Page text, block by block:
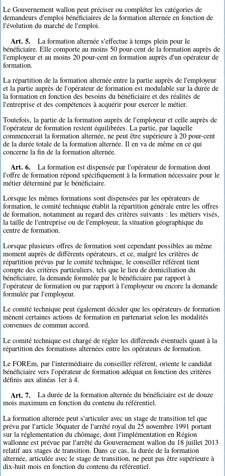
Le Gouvernement wallon peut préciser ou compléter les catégories de
demandeurs d'emploi bénéficiaires de la formation alternée en fonction de
l'évolution du marché de l'emploi.
Art. 5.
La formation alternée s'effectue à temps plein pour le
bénéficiaire. Elle comporte au moins 50 pour-cent de la formation auprès de
l'employeur et au moins 20 pour-cent en formation auprès d'un opérateur de
formation.
La répartition de la formation alternée entre la partie auprès de l'employeur
et la partie auprès de l'opérateur de formation est modulable sur la durée de
la formation en fonction des besoins du bénéficiaire et des réalités de
l'entreprise et des compétences à acquérir pour exercer le métier.
Toutefois, la partie de la formation auprès de l'employeur et celle auprès de
l'opérateur de formation restent équilibrées. La partie, par laquelle
commencerait la formation alternée, ne peut être supérieure à 20 pour-cent
de la durée totale de la formation alternée. Il en va de même en ce qui
concerne la fin de la formation alternée.
Art. 6.
La formation est dispensée par l'opérateur de formation dont
l'offre de formation répond spécifiquement à la formation nécessaire pour le
métier déterminé par le bénéficiaire.
Lorsque les mêmes formations sont dispensées par les opérateurs de
formation, le comité technique établit la répartition générale entre les offres
de formation, notamment au regard des critères suivants : les métiers visés,
la taille de l'entreprise ou de l'employeur, la situation géographique du
centre de formation.
Lorsque plusieurs offres de formation sont cependant possibles au même
moment auprès de différents opérateurs, et ce, malgré les critères de
répartition prévus par le comité technique, le conseiller référent tient
compte des critères particuliers, tels que le lieu de domiciliation du
bénéficiaire, la demande formulée par le bénéficiaire par rapport à
l'opérateur de formation ou par rapport à l'employeur ou encore la demande
formulée par l'employeur.
Le comité technique peut également décider que les opérateurs de formation
mènent certaines actions de formation en partenariat selon les modalités
convenues de commun accord.
Le comité technique est chargé de régler les différends éventuels quant à la
répartition des formations alternées entre les opérateurs de formation.
Le FOREm, par l'intermédiaire du conseiller référent, oriente le candidat
bénéficiaire vers l'opérateur de formation adéquat en fonction des critères
définis aux alinéas 1er à 4.
Art. 7.
La durée de la formation alternée du bénéficiaire est de douze
mois maximum en fonction du contenu du référentiel.
La formation alternée peut s'articuler avec un stage de transition tel que
prévu par l'article 36quater de l'arrêté royal du 25 novembre 1991 portant
sur la réglementation du chômage, dont l'implémentation en Région
wallonne est prévue par l'arrêté du Gouvernement wallon du 18 juillet 2013
relatif aux stages de transition. Dans ce cas, la durée de la formation
alternée, articulée avec le stage de transition, ne peut pas être supérieure à
dix-huit mois en fonction du contenu du référentiel.